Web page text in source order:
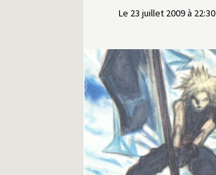
Le 23 juillet 2009 à 22:30